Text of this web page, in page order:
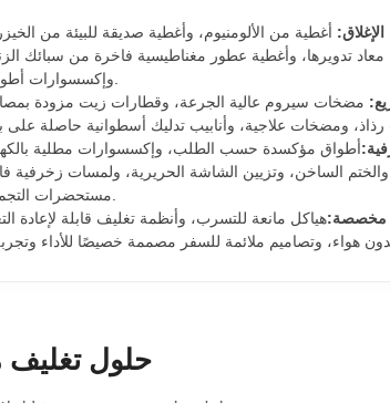
أغطية من الألومنيوم، وأغطية صديقة للبيئة من
معاد تدويرها، وأغطية عطور مغناطيسية فاخرة من سبائك
وإكسسوارات أطواق مخصصة.
مضخات سيروم عالية الجرعة، وقطارات زيت مزودة
أطواق مؤكسدة حسب الطلب، وإكسسوارات مطلية
والختم الساخن، وتزيين الشاشة الحريرية، ولمسات زخرفية
مستحضرات التجميل المتميزة.
مخصصة:هياكل مانعة للتسرب، وأنظمة تغليف قابلة لإعادة
حلول